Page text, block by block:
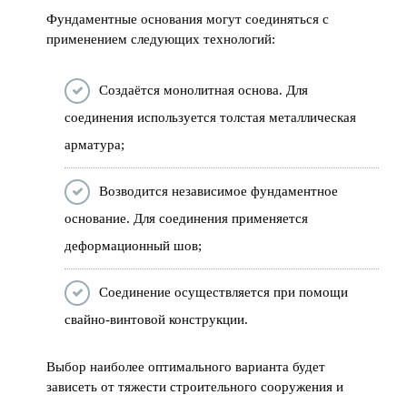
Фундаментные основания могут соединяться с
применением следующих технологий:
Создаётся монолитная основа. Для
соединения используется толстая металлическая
арматура;
Возводится независимое фундаментное
основание. Для соединения применяется
деформационный шов;
Соединение осуществляется при помощи
свайно-винтовой конструкции.
Выбор наиболее оптимального варианта будет
зависеть от тяжести строительного сооружения и